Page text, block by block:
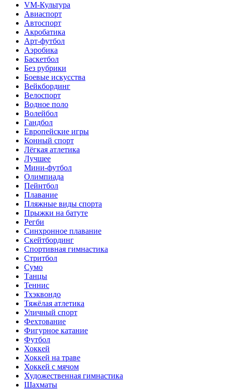
VM-Культура
Авиаспорт
Автоспорт
Акробатика
Арт-футбол
Аэробика
Баскетбол
Без рубрики
Боевые искусства
Вейкбординг
Велоспорт
Водное поло
Волейбол
Гандбол
Европейские игры
Конный спорт
Лёгкая атлетика
Лучшее
Мини-футбол
Олимпиада
Пейнтбол
Плавание
Пляжные виды спорта
Прыжки на батуте
Регби
Синхронное плавание
Скейтбординг
Спортивная гимнастика
Стритбол
Сумо
Танцы
Теннис
Тхэквондо
Тяжёлая атлетика
Уличный спорт
Фехтование
Фигурное катание
Футбол
Хоккей
Хоккей на траве
Хоккей с мячом
Художественная гимнастика
Шахматы